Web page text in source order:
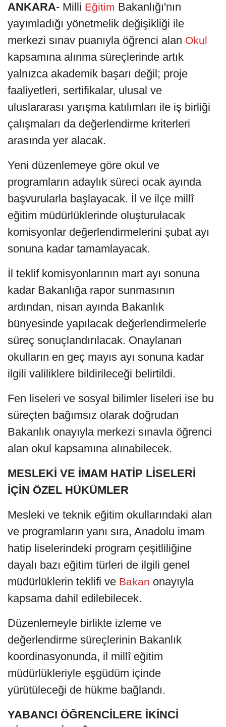
ANKARA- Milli Eğitim Bakanlığı'nın
yayımladığı yönetmelik değişikliği ile
merkezi sınav puanıyla öğrenci alan Okul
kapsamına alınma süreçlerinde artık
yalnızca akademik başarı değil; proje
faaliyetleri, sertifikalar, ulusal ve
uluslararası yarışma katılımları ile iş birliği
çalışmaları da değerlendirme kriterleri
arasında yer alacak.
Yeni düzenlemeye göre okul ve
programların adaylık süreci ocak ayında
başvurularla başlayacak. İl ve ilçe millî
eğitim müdürlüklerinde oluşturulacak
komisyonlar değerlendirmelerini şubat ayı
sonuna kadar tamamlayacak.
İl teklif komisyonlarının mart ayı sonuna
kadar Bakanlığa rapor sunmasının
ardından, nisan ayında Bakanlık
bünyesinde yapılacak değerlendirmelerle
süreç sonuçlandırılacak. Onaylanan
okulların en geç mayıs ayı sonuna kadar
ilgili valiliklere bildirileceği belirtildi.
Fen liseleri ve sosyal bilimler liseleri ise bu
süreçten bağımsız olarak doğrudan
Bakanlık onayıyla merkezi sınavla öğrenci
alan okul kapsamına alınabilecek.
MESLEKİ VE İMAM HATİP LİSELERİ
İÇİN ÖZEL HÜKÜMLER
Mesleki ve teknik eğitim okullarındaki alan
ve programların yanı sıra, Anadolu imam
hatip liselerindeki program çeşitliliğine
dayalı bazı eğitim türleri de ilgili genel
müdürlüklerin teklifi ve Bakan onayıyla
kapsama dahil edilebilecek.
Düzenlemeyle birlikte izleme ve
değerlendirme süreçlerinin Bakanlık
koordinasyonunda, il millî eğitim
müdürlükleriyle eşgüdüm içinde
yürütüleceği de hükme bağlandı.
YABANCI ÖĞRENCİLERE İKİNCİ